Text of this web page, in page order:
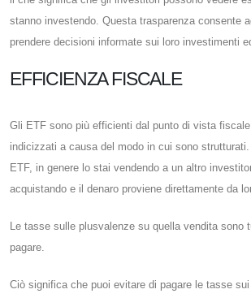
stanno investendo. Questa trasparenza consente
prendere decisioni informate sui loro investimenti
EFFICIENZA FISCALE
Gli ETF sono più efficienti dal punto di vista
indicizzati a causa del modo in cui sono
ETF, in genere lo stai vendendo a un altro
acquistando e il denaro proviene direttamente da
Le tasse sulle plusvalenze su quella vendita sono
pagare.
Ciò significa che puoi evitare di pagare le tasse